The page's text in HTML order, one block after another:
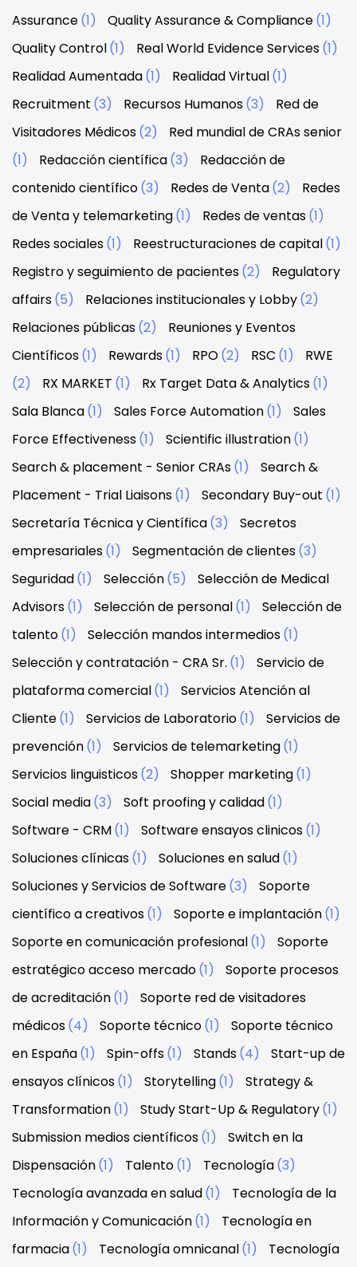
Assurance(1) Quality Assurance & Compliance(1)
Quality Control(1) Real World Evidence Services(1)
Realidad Aumentada(1) Realidad Virtual(1)
Recruitment (3) Recursos Humanos(3)
Red de
Visitadores Médicos(2)
Red mundial de CRAs senior
(1)
Redacción científica(3)
Redacción de
contenido científico(3) Redes de Venta(2)
Redes
de Venta y telemarketing(1) Redes de ventas(1)
Redes sociales(1) Reestructuraciones de capital(1)
Registro y seguimiento de pacientes(2)
Regulatory
affairs(5) Relaciones institucionales y Lobby(2)
Relaciones públicas(2)
Reuniones y Eventos
Científicos(1) Rewards(1) RPO(2) RSC (1)
RWE
(2)
RX MARKET (1) Rx Target Data & Analytics(1)
Sala Blanca(1) Sales Force Automation(1)
Sales
Force Effectiveness(1) Scientific illustration(1)
Search & placement - Senior CRAs(1)
Search &
Placement - Trial Liaisons(1) Secondary Buy-out (1)
Secretaría Técnica y Científica(3)
Secretos
empresariales(1) Segmentación de clientes(3)
Seguridad(1) Selección(5)
Selección de Medical
Advisors(1) Selección de personal(1)
Selección de
talento(1) Selección mandos intermedios(1)
Selección y contratación - CRA Sr. (1)
Servicio de
plataforma comercial(1)
Servicios Atención al
Cliente(1) Servicios de Laboratorio(1)
Servicios de
prevención(1) Servicios de telemarketing(1)
Servicios linguisticos(2) Shopper marketing(1)
Social media(3) Soft proofing y calidad(1)
Software - CRM(1) Software ensayos clinicos(1)
Soluciones clínicas(1) Soluciones en salud(1)
Soluciones y Servicios de Software(3)
Soporte
científico a creativos(1) Soporte e implantación(1)
Soporte en comunicación profesional(1)
Soporte
estratégico acceso mercado(1)
Soporte procesos
de acreditación(1)
Soporte red de visitadores
médicos(4) Soporte técnico(1)
Soporte técnico
en España(1) Spin-offs(1) Stands(4)
Start-up de
ensayos clínicos(1) Storytelling(1)
Strategy &
Transformation(1) Study Start-Up & Regulatory(1)
Submission medios científicos(1)
Switch en la
Dispensación(1) Talento(1) Tecnología(3)
Tecnología avanzada en salud(1)
Tecnología de la
Información y Comunicación(1)
Tecnología en
farmacia(1) Tecnología omnicanal(1)
Tecnología